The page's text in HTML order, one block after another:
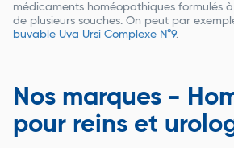
médicaments homéopathiques formulés
de plusieurs souches. On peut par
buvable Uva Ursi Complexe N°9.
Nos marques -
pour reins et